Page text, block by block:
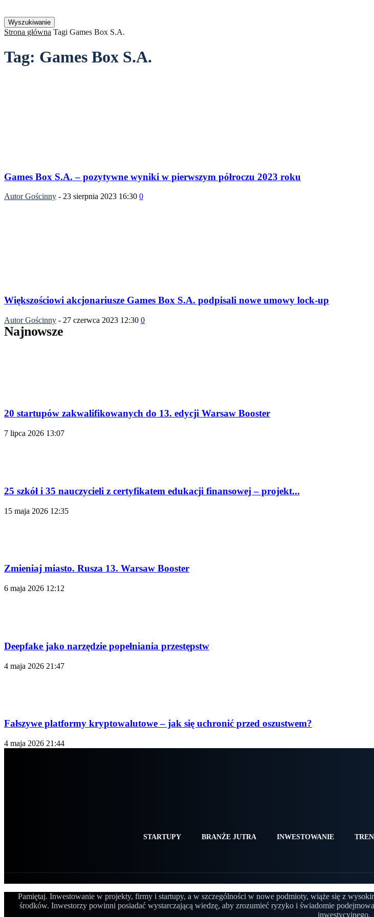
Strona główna Tagi Games Box S.A.
Tag: Games Box S.A.
Games Box S.A. – pozytywne wyniki w pierwszym półroczu 2023 roku
Autor Gościnny - 23 sierpnia 2023 16:30 0
Większościowi akcjonariusze Games Box S.A. podpisali nowe umowy lock-up
Autor Gościnny - 27 czerwca 2023 12:30 0
Najnowsze
20 startupów zakwalifikowanych do 13. edycji Warsaw Booster
7 lipca 2026 13:07
25 szkół i 35 nauczycieli z certyfikatem edukacji finansowej – projekt...
15 maja 2026 12:35
Zmieniaj miasto. Rusza 13. Warsaw Booster
6 maja 2026 12:12
Deepfake jako narzędzie popełniania przestępstw
4 maja 2026 21:47
Fałszywe platformy kryptowalutowe – jak się uchronić przed oszustwem?
4 maja 2026 21:44
STARTUPY BRANŻE JUTRA INWESTOWANIE
Pamiętaj. Inwestowanie w projekty, firmy i startupy, a w szczególności w nowe podmioty, wiąże się z
środków. Inwestorzy powinni posiadać wystarczającą wiedzę, aby zrozumieć ryzyko i świadomie
inwestycyjnego.